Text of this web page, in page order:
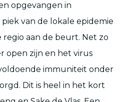
opgevangen in
van de lokale epidemie
regio aan de beurt. Net zo
open zijn en het virus
immuniteit onder
Dit is heel in het kort